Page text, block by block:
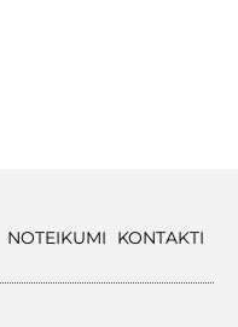
NOTEIKUMI KONTAKTI